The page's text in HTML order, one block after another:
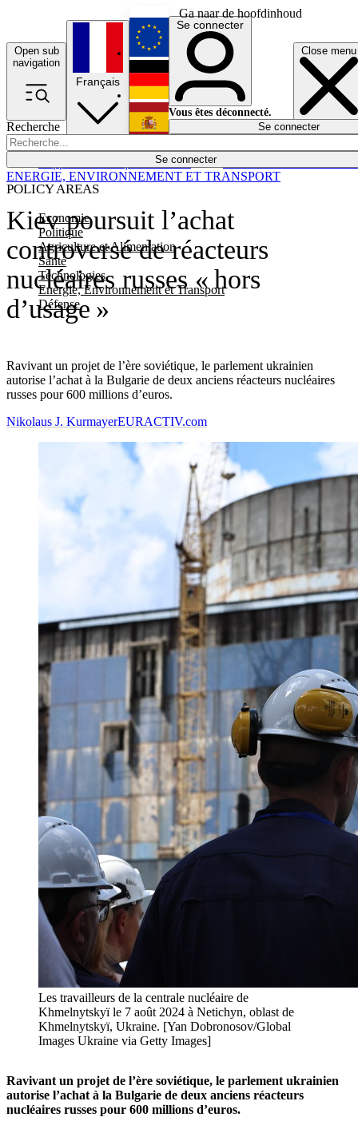
Ga naar de hoofdinhoud
Open sub
navigation
Close menu
Recherche
Se connecter
POLICY AREAS
Economie
Politique
Agriculture et Alimentation
Santé
Technologies
Energie, Environnement et Transport
Défense
Économie
Français
English
Deutsch
Español
Se connecter
Vous êtes déconnecté.
Se connecter
Kiev poursuit l’achat
controversé de réacteurs
nucléaires russes « hors
d’usage »
Ravivant un projet de l’ère soviétique, le parlement ukrainien
autorise l’achat à la Bulgarie de deux anciens réacteurs nucléaires
russes pour 600 millions d’euros.
ENERGIE, ENVIRONNEMENT ET TRANSPORT
Nikolaus J. KurmayerEURACTIV.com
Les travailleurs de la centrale nucléaire de
Khmelnytskyï le 7 août 2024 à Netichyn, oblast de
Khmelnytskyï, Ukraine. [Yan Dobronosov/Global
Images Ukraine via Getty Images]
Ravivant un projet de l’ère soviétique, le parlement ukrainien
autorise l’achat à la Bulgarie de deux anciens réacteurs
nucléaires russes pour 600 millions d’euros.